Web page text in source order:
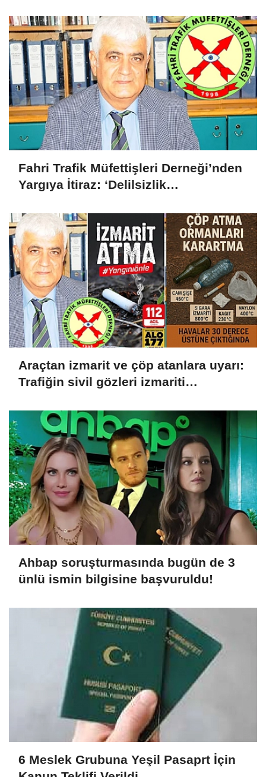
Fahri Trafik Müfettişleri Derneği’nden
Yargıya İtiraz: ‘Delilsizlik
Hukuksuzdur’
Araçtan izmarit ve çöp atanlara uyarı:
Trafiğin sivil gözleri izmariti
Ahbap soruşturmasında bugün de 3
ünlü ismin bilgisine başvuruldu!
6 Meslek Grubuna Yeşil Pasaprt İçin